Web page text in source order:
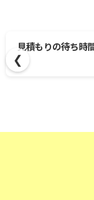
見積もりの待ち時
❮